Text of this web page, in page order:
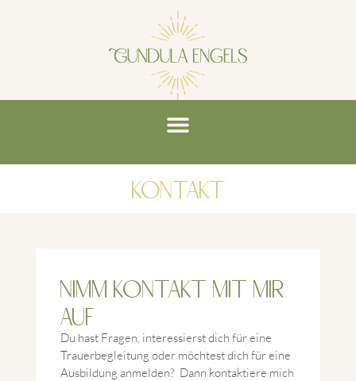
Kontakt
Nimm Kontakt mit mir
auf
Du hast Fragen, interessierst dich für eine
Trauerbegleitung oder möchtest dich für eine
Ausbildung anmelden? Dann kontaktiere mich